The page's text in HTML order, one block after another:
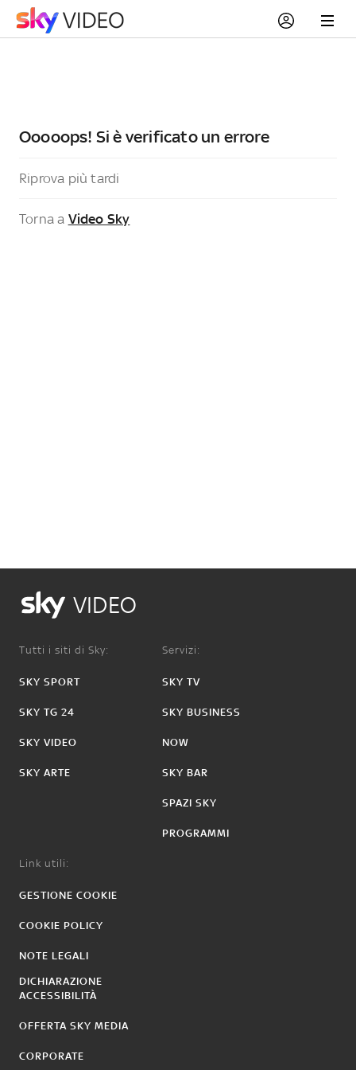
Ooooops! Si è verificato un errore
Riprova più tardi
Torna a Video Sky
VIDEO
Tutti i siti di Sky:
SKY SPORT
SKY TG 24
SKY VIDEO
SKY ARTE
Servizi:
SKY TV
SKY BUSINESS
NOW
SKY BAR
SPAZI SKY
PROGRAMMI
Link utili:
GESTIONE COOKIE
COOKIE POLICY
NOTE LEGALI
DICHIARAZIONE
ACCESSIBILITÀ
OFFERTA SKY MEDIA
CORPORATE